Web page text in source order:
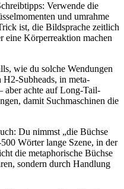
Verwende die
und umrahme⁤
ist, die ⁤Bildsprache ⁣zeitlich
eine Körperreaktion ⁤machen
‍wie du solche Wendungen
Subheads, in ⁤meta-
aber achte auf⁤ Long-Tail-
damit Suchmaschinen die
Du nimmst „die Büchse
⁢Wörter ​lange ⁣Szene, ⁢in der
die metaphorische Büchse
​sondern durch ‍Handlung